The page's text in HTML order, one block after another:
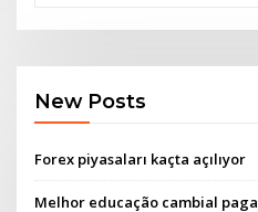
New Posts
Forex piyasaları kaçta açılıyor
Melhor educação cambial paga